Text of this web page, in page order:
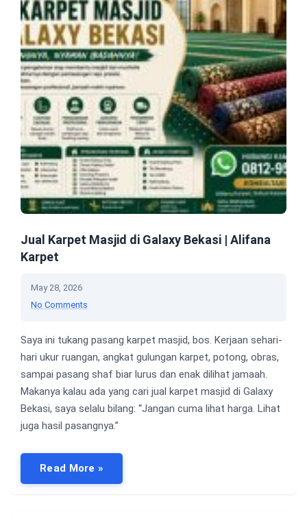
Jual Karpet Masjid di Galaxy Bekasi | Alifana
Karpet
May 28, 2026
No Comments
Saya ini tukang pasang karpet masjid, bos. Kerjaan sehari-
hari ukur ruangan, angkat gulungan karpet, potong, obras,
sampai pasang shaf biar lurus dan enak dilihat jamaah.
Makanya kalau ada yang cari jual karpet masjid di Galaxy
Bekasi, saya selalu bilang: “Jangan cuma lihat harga. Lihat
juga hasil pasangnya.”
Read More »